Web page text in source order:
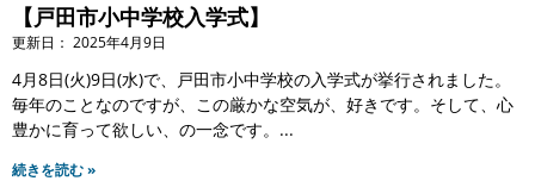
【戸田市小中学校入学式】
2025年4月9日
4月8日(火)9日(水)で、戸田市小中学校の入学式が挙行されました。
毎年のことなのですが、この厳かな空気が、好きです。そして、心
豊かに育って欲しい、の一念です。
続きを読む »